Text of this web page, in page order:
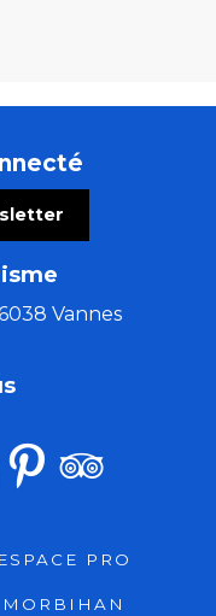
Vannes
ESPACE PRO
MORBIHAN